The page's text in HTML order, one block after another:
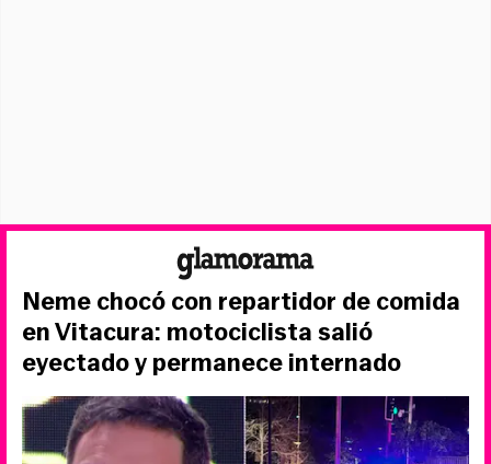
Neme chocó con repartidor de comida
en Vitacura: motociclista salió
eyectado y permanece internado